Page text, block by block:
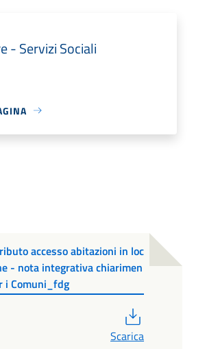
- Servizi Sociali
accesso abitazioni in loc
- nota integrativa chiarimen
i Comuni_fdg
Scarica